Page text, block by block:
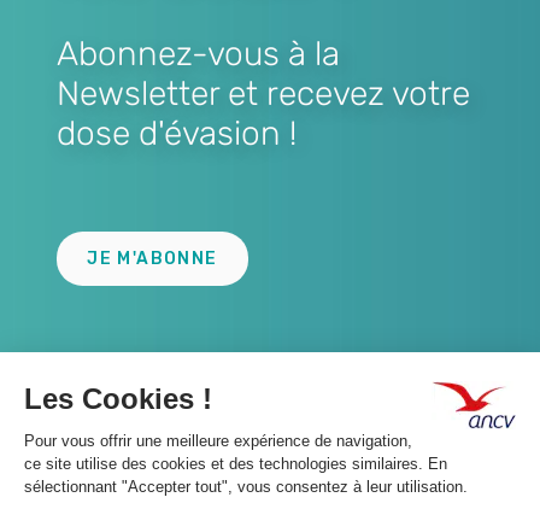
Abonnez-vous à la
Newsletter et recevez votre
dose d'évasion !
JE M'ABONNE